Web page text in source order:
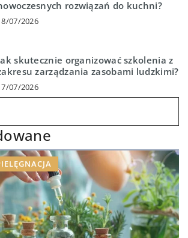
rozwiązań do kuchni?
07/2026
skutecznie organizować szkolenia z
zarządzania zasobami ludzkimi?
07/2026